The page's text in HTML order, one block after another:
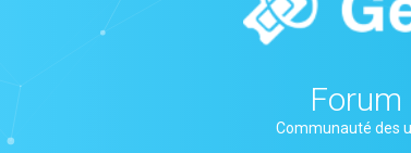
Forum
Communauté des